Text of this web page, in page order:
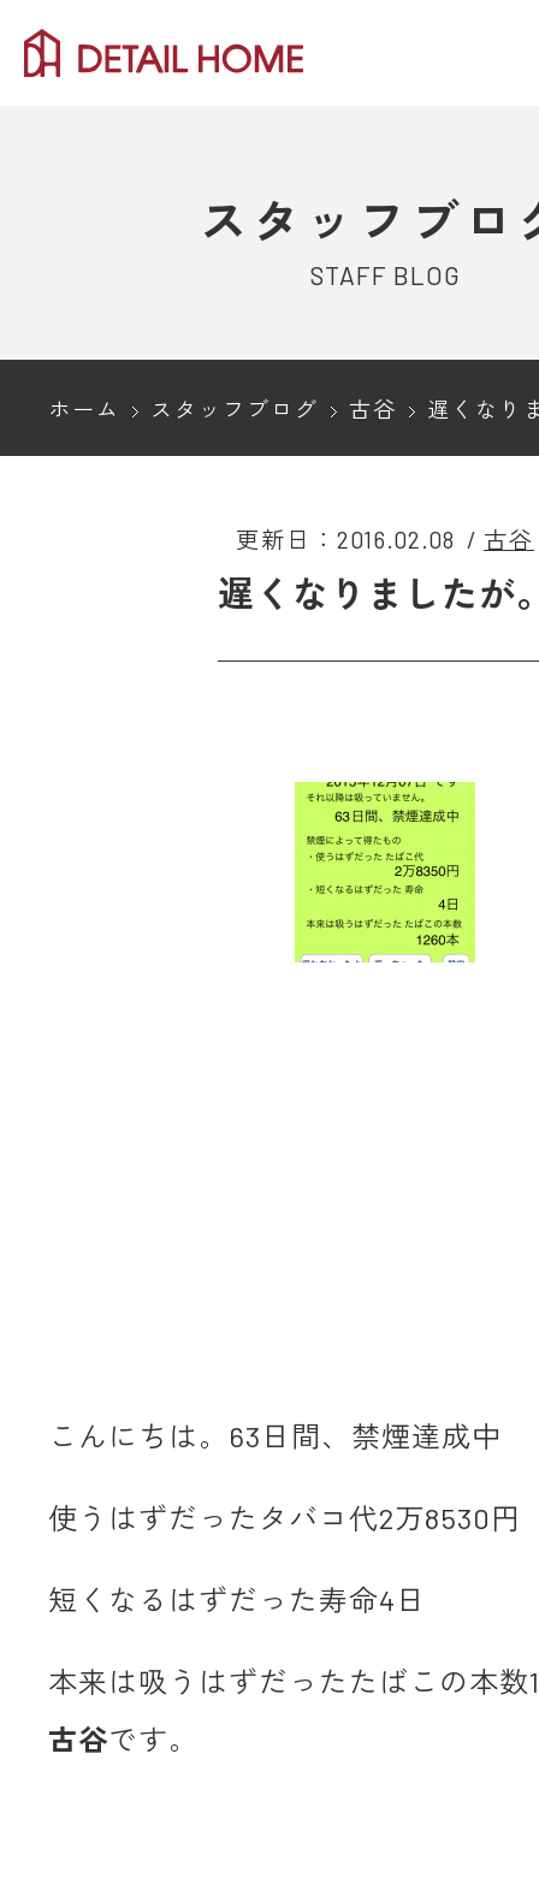
スタッフブロ
STAFF BLOG
ホーム スタッフブログ 古谷 遅くなり
更新日：2016.02.08 / 古谷
遅くなりましたが
こんにちは。63日間、禁煙達成中
使うはずだったタバコ代2万8530円
短くなるはずだった寿命4日
本来は吸うはずだったたばこの
古谷です。